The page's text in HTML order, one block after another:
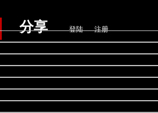
分享 登陆/注册